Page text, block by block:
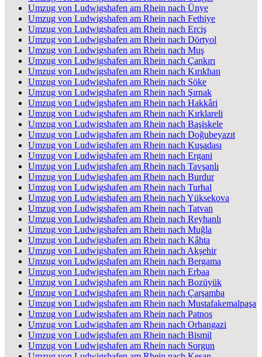
Umzug von Ludwigshafen am Rhein nach Ünye
Umzug von Ludwigshafen am Rhein nach Fethiye
Umzug von Ludwigshafen am Rhein nach Erciş
Umzug von Ludwigshafen am Rhein nach Dörtyol
Umzug von Ludwigshafen am Rhein nach Muş
Umzug von Ludwigshafen am Rhein nach Çankırı
Umzug von Ludwigshafen am Rhein nach Kırıkhan
Umzug von Ludwigshafen am Rhein nach Söke
Umzug von Ludwigshafen am Rhein nach Şırnak
Umzug von Ludwigshafen am Rhein nach Hakkâri
Umzug von Ludwigshafen am Rhein nach Kırklareli
Umzug von Ludwigshafen am Rhein nach Başiskele
Umzug von Ludwigshafen am Rhein nach Doğubeyazıt
Umzug von Ludwigshafen am Rhein nach Kuşadası
Umzug von Ludwigshafen am Rhein nach Ergani
Umzug von Ludwigshafen am Rhein nach Tavşanlı
Umzug von Ludwigshafen am Rhein nach Burdur
Umzug von Ludwigshafen am Rhein nach Turhal
Umzug von Ludwigshafen am Rhein nach Yüksekova
Umzug von Ludwigshafen am Rhein nach Tatvan
Umzug von Ludwigshafen am Rhein nach Reyhanlı
Umzug von Ludwigshafen am Rhein nach Muğla
Umzug von Ludwigshafen am Rhein nach Kâhta
Umzug von Ludwigshafen am Rhein nach Akşehir
Umzug von Ludwigshafen am Rhein nach Bergama
Umzug von Ludwigshafen am Rhein nach Erbaa
Umzug von Ludwigshafen am Rhein nach Bozüyük
Umzug von Ludwigshafen am Rhein nach Çarşamba
Umzug von Ludwigshafen am Rhein nach Mustafakemalpaşa
Umzug von Ludwigshafen am Rhein nach Patnos
Umzug von Ludwigshafen am Rhein nach Orhangazi
Umzug von Ludwigshafen am Rhein nach Bismil
Umzug von Ludwigshafen am Rhein nach Sorgun